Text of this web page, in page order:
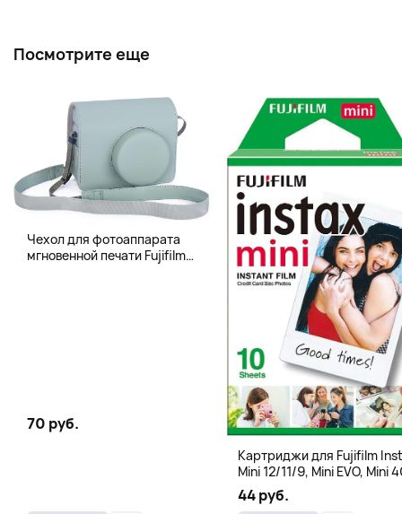
Посмотрите еще
Чехол для фотоаппарата
мгновенной печати Fujifilm
70 руб.
Картриджи для Fujifilm
Mini 12/11/9, Mini EVO, Mini
Mini Liplay, Mini Link, Mini 90
instant, 10 штук
44 руб.